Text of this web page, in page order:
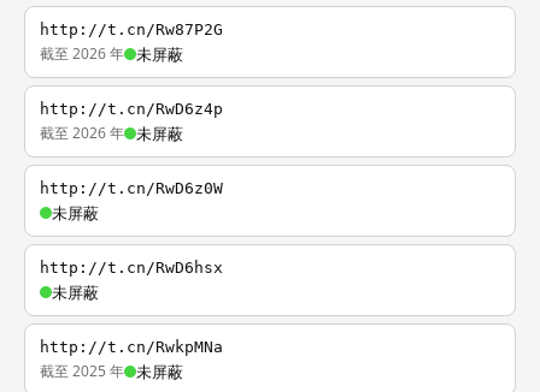
http://t.cn/Rw87P2G
截至 2026 年 未屏蔽
http://t.cn/RwD6z4p
截至 2026 年 未屏蔽
http://t.cn/RwD6z0W
未屏蔽
http://t.cn/RwD6hsx
未屏蔽
http://t.cn/RwkpMNa
截至 2025 年 未屏蔽